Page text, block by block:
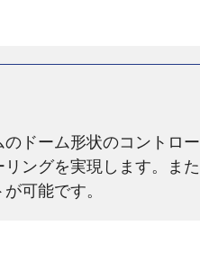
ドーム形状のコントロー
ングを実現します。また
可能です。